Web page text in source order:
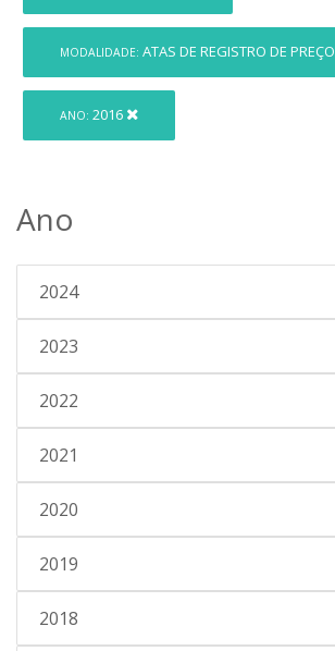
MODALIDADE: ATAS DE REGISTRO DE PREÇO
ANO: 2016
Ano
2024
2023
2022
2021
2020
2019
2018